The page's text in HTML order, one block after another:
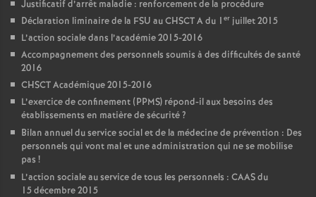
Justificatif d’arrêt maladie : renforcement de la procédure
Déclaration liminaire de la FSU au CHSCT A du 1 er juillet 2015
L’action sociale dans l’académie 2015-2016
Accompagnement des personnels soumis à des difficultés de santé
2016
CHSCT Académique 2015-2016
L’exercice de confinement (PPMS) répond-il aux besoins des
établissements en matière de sécurité?
Bilan annuel du service social et de la médecine de prévention : Des
personnels qui vont mal et une administration qui ne se mobilise
pas !
L’action sociale au service de tous les personnels : CAAS du
15 décembre 2015